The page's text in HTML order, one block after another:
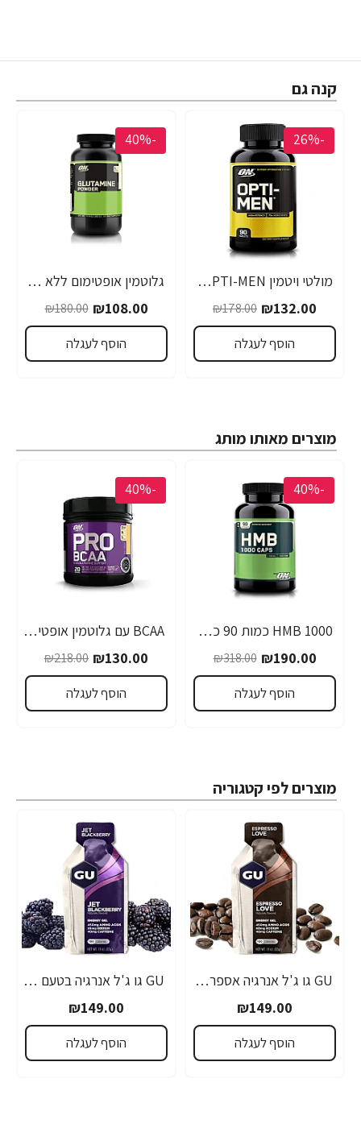
קנה גם
-26%
מולטי ויטמין OPTI-MEN לגברים - 90 טבליות מבית Optimum Nutrition
₪132.00
₪178.00
הוסף לעגלה
-40%
גלוטמין אופטימום ללא טעם כמות 300 גרם - מבית Optimum Nutrition
₪108.00
₪180.00
הוסף לעגלה
מוצרים מאותו מותג
-40%
1000 HMB כמות 90 כמוסות מבית Optimum Nutrition
₪190.00
₪318.00
הוסף לעגלה
-40%
BCAA עם גלוטמין אופטימום פרו סירייס טעם אפרסק מנגו 390 גרם - מבית Optimum Nutrition
₪130.00
₪218.00
הוסף לעגלה
מוצרים לפי קטגוריה
GU גו ג'ל אנרגיה אספרסו 32 גרם - 24 יחידות
₪149.00
הוסף לעגלה
GU גו ג'ל אנרגיה בטעם פטל שחור 32 גרם - 24 יחידות
₪149.00
הוסף לעגלה